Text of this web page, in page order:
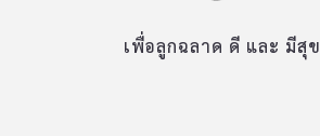
เพื่อลูกฉลาด ดี และ มีสุข